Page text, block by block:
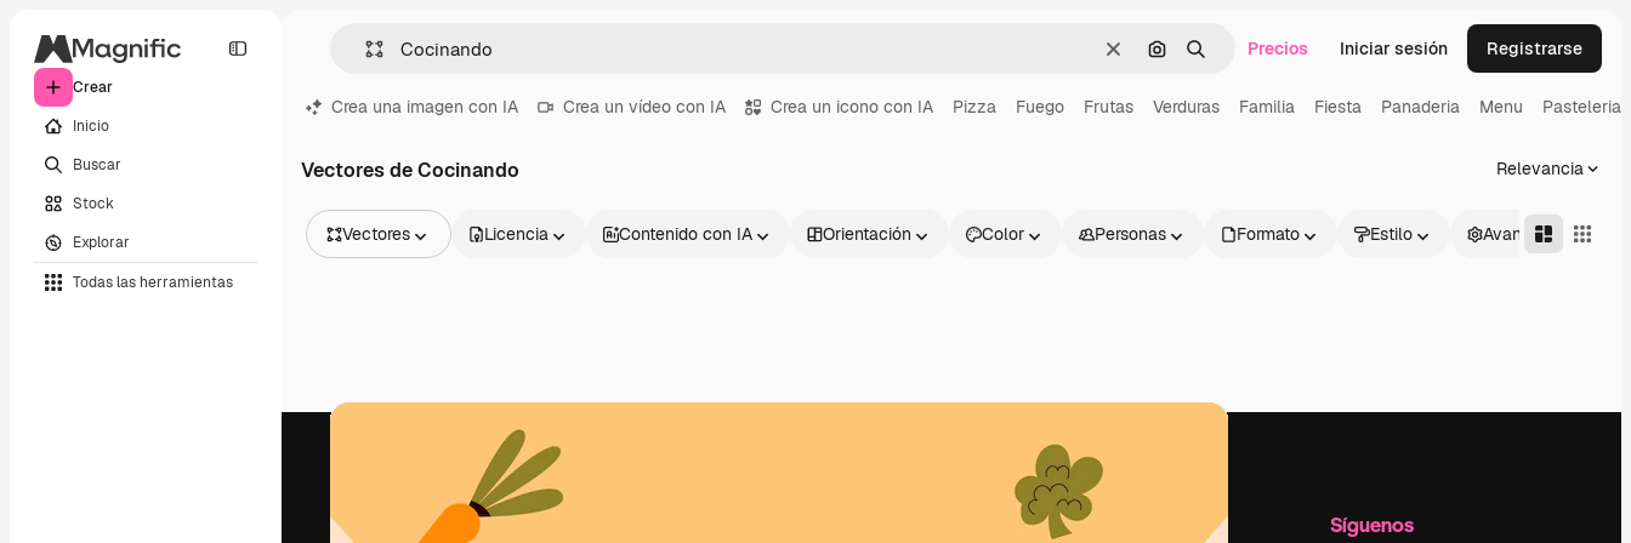
Crear
Inicio
Buscar
Stock
Explorar
Todas las herramientas
BorrarBuscar por imagen
BuscarPrecios Iniciar sesión Registrarse
Crea una imagen con IA Crea un vídeo con IA Crea un icono con IA Pizza Fuego Frutas Verduras Familia Fiesta Panaderia Menu Pasteleria
Vectores de Cocinando Relevancia
Vectores
Vídeos
Modelos 3D
Fuentes
Licencia Contenido con IA Orientación Color Personas Formato Estilo Avanzado
Información útil Empresa Síguenos